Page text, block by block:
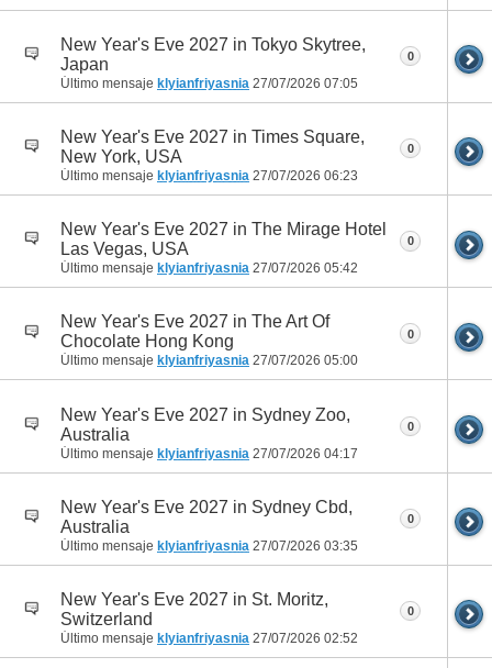
New Year's Eve 2027 in Tokyo Skytree,
Japan
Último mensaje klyianfriyasnia 27/07/2026 07:05
0
New Year's Eve 2027 in Times Square,
New York, USA
Último mensaje klyianfriyasnia 27/07/2026 06:23
0
New Year's Eve 2027 in The Mirage Hotel
Las Vegas, USA
Último mensaje klyianfriyasnia 27/07/2026 05:42
0
New Year's Eve 2027 in The Art Of
Chocolate Hong Kong
Último mensaje klyianfriyasnia 27/07/2026 05:00
0
New Year's Eve 2027 in Sydney Zoo,
Australia
Último mensaje klyianfriyasnia 27/07/2026 04:17
0
New Year's Eve 2027 in Sydney Cbd,
Australia
Último mensaje klyianfriyasnia 27/07/2026 03:35
0
New Year's Eve 2027 in St. Moritz,
Switzerland
Último mensaje klyianfriyasnia 27/07/2026 02:52
0